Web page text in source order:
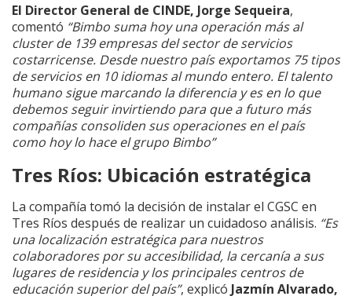
El Director General de CINDE, Jorge Sequeira,
comentó “Bimbo suma hoy una operación más al
cluster de 139 empresas del sector de servicios
costarricense. Desde nuestro país exportamos 75 tipos
de servicios en 10 idiomas al mundo entero. El talento
humano sigue marcando la diferencia y es en lo que
debemos seguir invirtiendo para que a futuro más
compañías consoliden sus operaciones en el país
como hoy lo hace el grupo Bimbo”
Tres Ríos: Ubicación estratégica
La compañía tomó la decisión de instalar el CGSC en
Tres Ríos después de realizar un cuidadoso análisis. “Es
una localización estratégica para nuestros
colaboradores por su accesibilidad, la cercanía a sus
lugares de residencia y los principales centros de
educación superior del país”, explicó Jazmín Alvarado,